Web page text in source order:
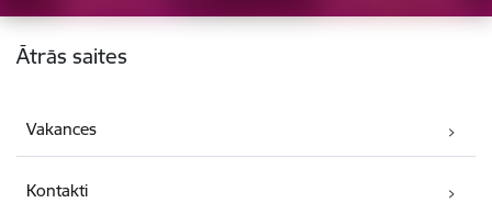
Kājene
Ātrās saites
Vakances
Kontakti